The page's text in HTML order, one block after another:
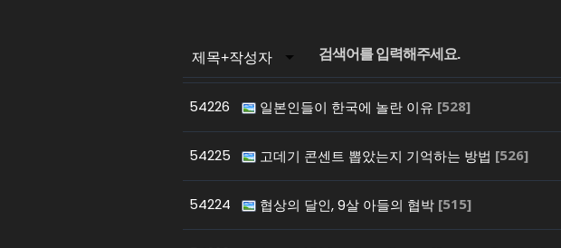
54226 일본인들이 한국에 놀란 이유 [528]
54225 고데기 콘센트 뽑았는지 기억하는 방법 [526]
54224 협상의 달인, 9살 아들의 협박 [515]